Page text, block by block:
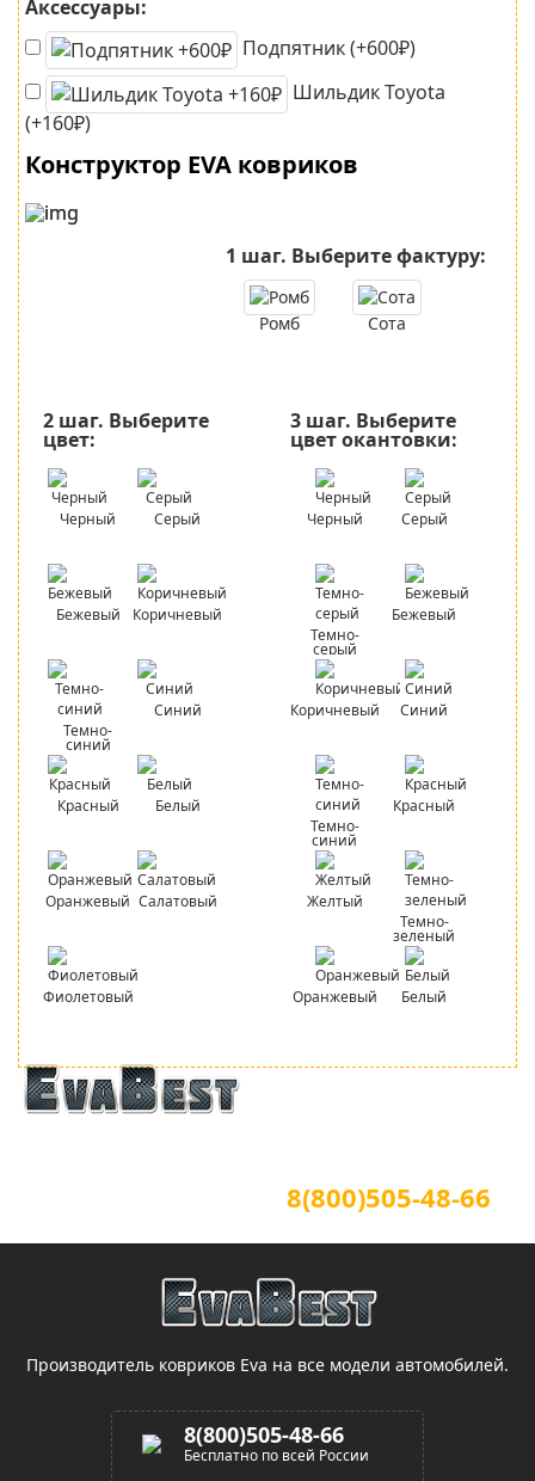
Аксессуары:
Подпятник (+600₽)
Шильдик Toyota
(+160₽)
Конструктор EVA ковриков
1 шаг. Выберите фактуру:
Ромб Сота
2 шаг. Выберите
цвет:
Черный Серый
Бежевый Коричневый
Темно-
синий
Синий
Красный Белый
Оранжевый Салатовый
Фиолетовый
3 шаг. Выберите
цвет окантовки:
Черный Серый
Темно-
серый
Бежевый
Коричневый Синий
Темно-
синий
Красный
Желтый
Темно-
зеленый
Оранжевый Белый
8(800)505-48-66
Производитель ковриков Eva на все модели автомобилей.
8(800)505-48-66
Бесплатно по всей России